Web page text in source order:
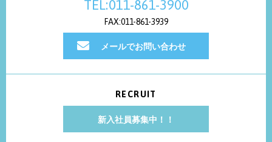
TEL:011-861-3900
FAX:011-861-3939
メールでお問い合わせ
RECRUIT
新入社員募集中！！